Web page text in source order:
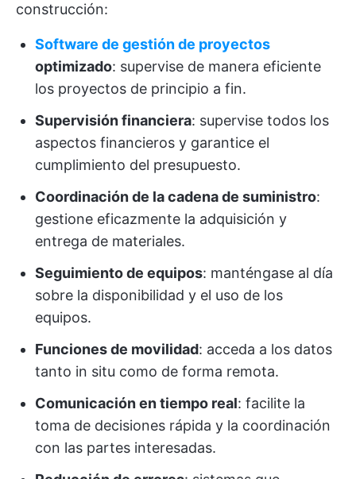
construcción:
Software de gestión de proyectos
optimizado: supervise de manera eficiente
los proyectos de principio a fin.
Supervisión financiera: supervise todos los
aspectos financieros y garantice el
cumplimiento del presupuesto.
Coordinación de la cadena de suministro:
gestione eficazmente la adquisición y
entrega de materiales.
Seguimiento de equipos: manténgase al día
sobre la disponibilidad y el uso de los
equipos.
Funciones de movilidad: acceda a los datos
tanto in situ como de forma remota.
Comunicación en tiempo real: facilite la
toma de decisiones rápida y la coordinación
con las partes interesadas.